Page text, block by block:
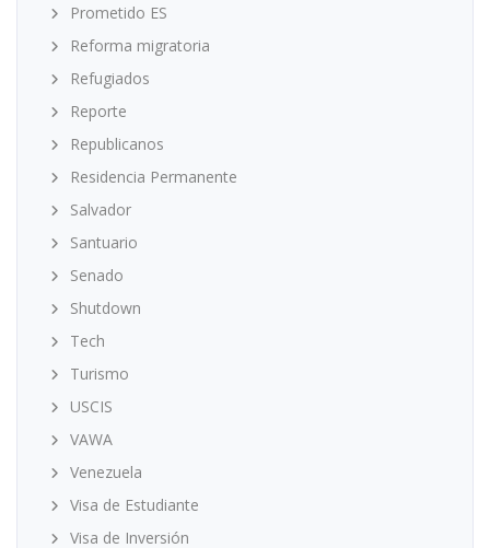
Prometido ES
Reforma migratoria
Refugiados
Reporte
Republicanos
Residencia Permanente
Salvador
Santuario
Senado
Shutdown
Tech
Turismo
USCIS
VAWA
Venezuela
Visa de Estudiante
Visa de Inversión